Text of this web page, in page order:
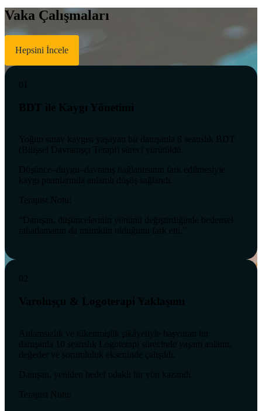
Vaka Çalışmaları
Hepsini İncele
01
BDT ile Kaygı Yönetimi
Yoğun sınav kaygısı yaşayan bir danışanla 8 seanslık BDT
(Bilişsel Davranışçı Terapi) süreci yürütüldü.
Düşünce–duygu–davranış bağlantısının fark edilmesiyle
kaygı puanlarında anlamlı düşüş sağlandı.
Terapist Notu:
“Danışan, düşüncelerinin yönünü değiştirdiğinde bedensel
rahatlamanın da mümkün olduğunu fark etti.”
02
Varoluşçu & Logoterapi Yaklaşımı
Anlamsızlık ve tükenmişlik şikâyetiyle başvuran bir
danışanla 10 seanslık Logoterapi sürecinde yaşam anlamı,
değerler ve sorumluluk ekseninde çalışıldı.
Danışan, yeniden hedef odaklı bir yön kazandı.
Terapist Notu: